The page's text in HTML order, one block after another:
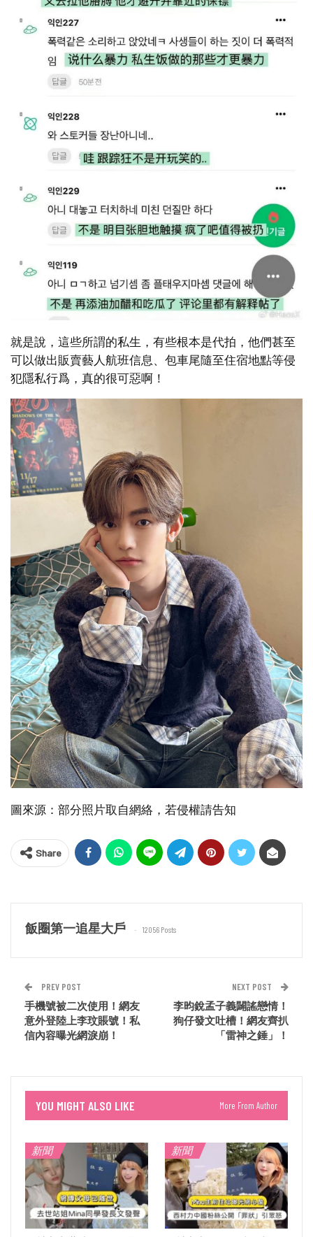
就是說，這些所謂的私生，有些根本是代拍，他們甚至
可以做出販賣藝人航班信息、包車尾隨至住宿地點等侵
犯隱私行爲，真的很可惡啊！
圖來源：部分照片取自網絡，若侵權請告知
Share
飯圈第一追星大戶 12056 Posts
PREV POST
手機號被二次使用！網友
意外登陸上李玟賬號！私
信內容曝光網淚崩！
NEXT POST
李昀銳孟子義闢謠戀情！
狗仔發文吐槽！網友齊扒
「雷神之錘」！
YOU MIGHT ALSO LIKE More From Author
新聞 新聞